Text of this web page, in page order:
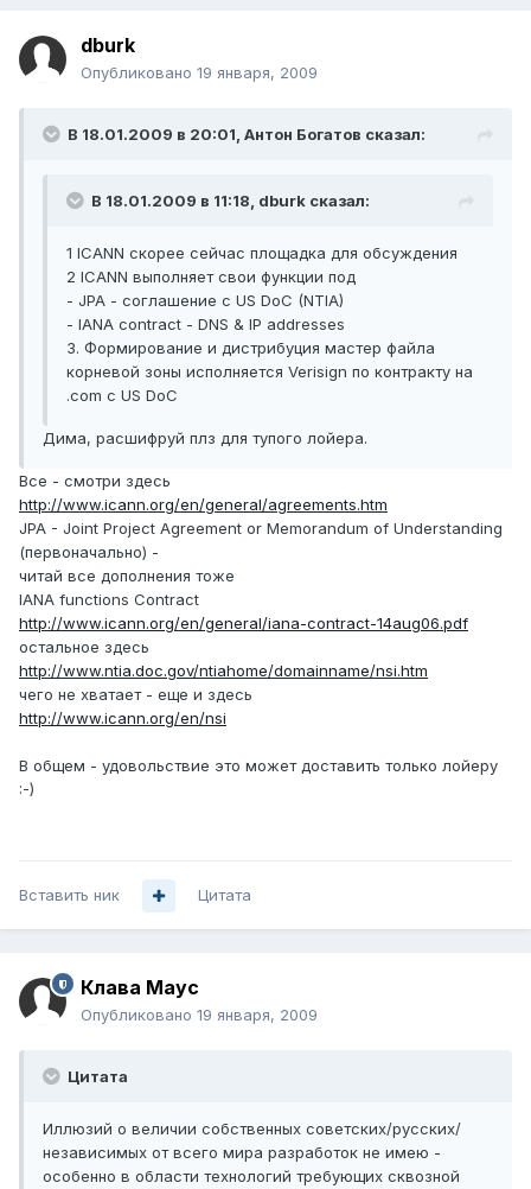
dburk
Опубликовано 19 января, 2009
В 18.01.2009 в 20:01, Антон Богатов сказал:
В 18.01.2009 в 11:18, dburk сказал:
1 ICANN скорее сейчас площадка для обсуждения
2 ICANN выполняет свои функции под
- JPA - соглашение с US DoC (NTIA)
- IANA contract - DNS & IP addresses
3. Формирование и дистрибуция мастер файла
корневой зоны исполняется Verisign по контракту на
.com с US DoC
Дима, расшифруй плз для тупого лойера.
Все - смотри здесь
http://www.icann.org/en/general/agreements.htm
JPA - Joint Project Agreement or Memorandum of Understanding
(первоначально) -
читай все дополнения тоже
IANA functions Contract
http://www.icann.org/en/general/iana-contract-14aug06.pdf
остальное здесь
http://www.ntia.doc.gov/ntiahome/domainname/nsi.htm
чего не хватает - еще и здесь
http://www.icann.org/en/nsi
В общем - удовольствие это может доставить только лойеру
:-)
Вставить ник Цитата
Клава Маус
Опубликовано 19 января, 2009
Цитата
Иллюзий о величии собственных советских/русских/
независимых от всего мира разработок не имею -
особенно в области технологий требующих сквозной